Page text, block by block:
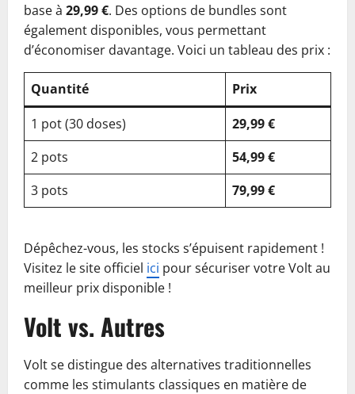
base à 29,99 €. Des options de bundles sont
également disponibles, vous permettant
d’économiser davantage. Voici un tableau des prix :
Quantité
Prix
1 pot (30 doses)
29,99 €
2 pots
54,99 €
3 pots
79,99 €
Dépêchez-vous, les stocks s’épuisent rapidement !
Visitez le site officiel ici pour sécuriser votre Volt au
meilleur prix disponible !
Volt vs. Autres
Volt se distingue des alternatives traditionnelles
comme les stimulants classiques en matière de